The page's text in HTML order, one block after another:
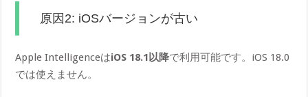
原因2: iOSバージョンが古い
Apple IntelligenceはiOS 18.1以降で利用可能です。iOS 18.0
では使えません。